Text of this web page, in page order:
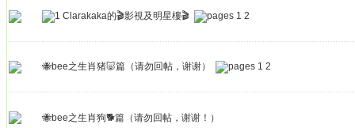
Clarakaka的🎬影視及明星樓🎬 1 2
🐝bee之生肖猪🐷篇（请勿回帖，谢谢） 1 2
🐝bee之生肖狗🐕篇（请勿回帖，谢谢！）